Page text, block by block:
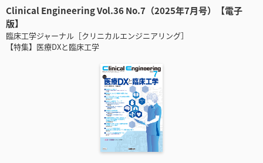
Clinical Engineering Vol.36 No.7（2025年7月号）【電子
版】
臨床工学ジャーナル［クリニカルエンジニアリング］
【特集】医療DXと臨床工学